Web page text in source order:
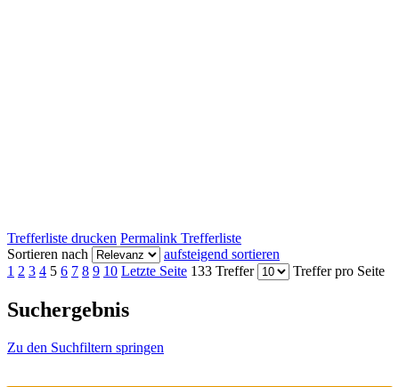
Trefferliste drucken Permalink Trefferliste
Sortieren nach
aufsteigend sortieren
1 2 3 4 5 6 7 8 9 10 Letzte Seite 133 Treffer Treffer pro Seite
Suchergebnis
Zu den Suchfiltern springen